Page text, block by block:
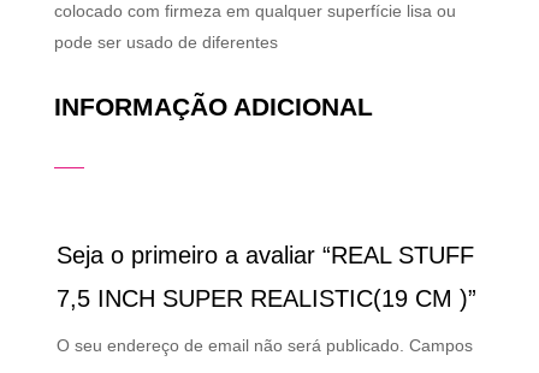
colocado com firmeza em qualquer superfície lisa ou
pode ser usado de diferentes
INFORMAÇÃO ADICIONAL
Seja o primeiro a avaliar “REAL STUFF
7,5 INCH SUPER REALISTIC(19 CM )”
O seu endereço de email não será publicado. Campos